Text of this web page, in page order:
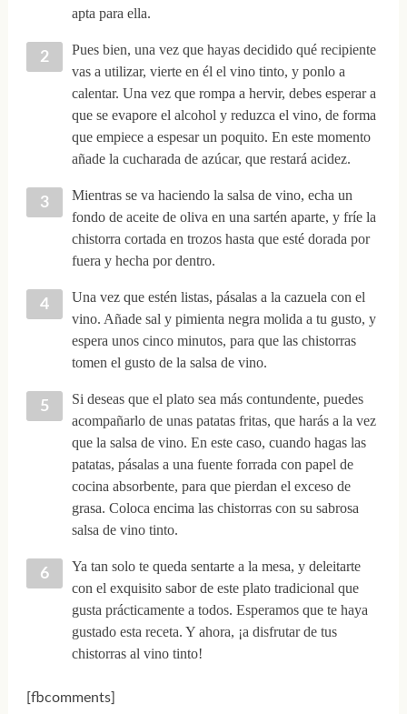
apta para ella.
Pues bien, una vez que hayas decidido qué recipiente
vas a utilizar, vierte en él el vino tinto, y ponlo a
calentar. Una vez que rompa a hervir, debes esperar a
que se evapore el alcohol y reduzca el vino, de forma
que empiece a espesar un poquito. En este momento
añade la cucharada de azúcar, que restará acidez.
Mientras se va haciendo la salsa de vino, echa un
fondo de aceite de oliva en una sartén aparte, y fríe la
chistorra cortada en trozos hasta que esté dorada por
fuera y hecha por dentro.
Una vez que estén listas, pásalas a la cazuela con el
vino. Añade sal y pimienta negra molida a tu gusto, y
espera unos cinco minutos, para que las chistorras
tomen el gusto de la salsa de vino.
Si deseas que el plato sea más contundente, puedes
acompañarlo de unas patatas fritas, que harás a la vez
que la salsa de vino. En este caso, cuando hagas las
patatas, pásalas a una fuente forrada con papel de
cocina absorbente, para que pierdan el exceso de
grasa. Coloca encima las chistorras con su sabrosa
salsa de vino tinto.
Ya tan solo te queda sentarte a la mesa, y deleitarte
con el exquisito sabor de este plato tradicional que
gusta prácticamente a todos. Esperamos que te haya
gustado esta receta. Y ahora, ¡a disfrutar de tus
chistorras al vino tinto!
[fbcomments]